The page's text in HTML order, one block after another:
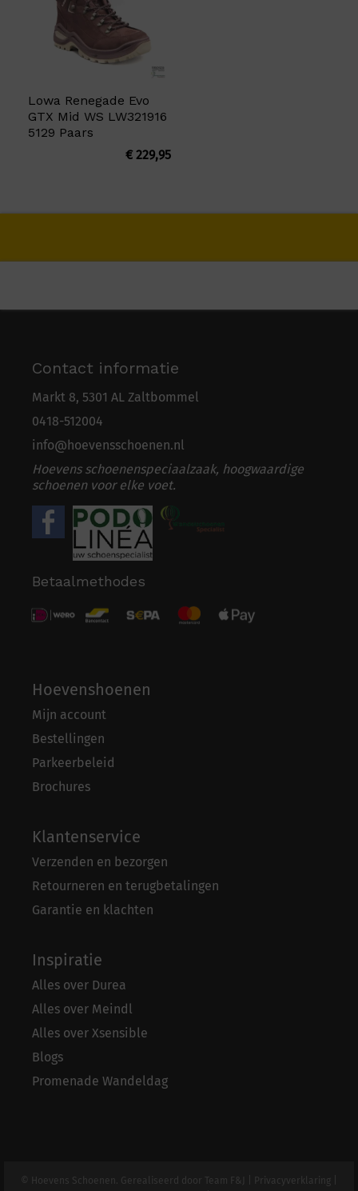
Lowa Renegade Evo
GTX Mid WS LW321916
5129 Paars
€229,95
Contact informatie
Markt 8, 5301 AL Zaltbommel
0418-512004
info@hoevensschoenen.nl
Hoevens schoenenspeciaalzaak, hoogwaardige
schoenen voor elke voet.
Betaalmethodes
Hoevenshoenen
Mijn account
Bestellingen
Parkeerbeleid
Brochures
Klantenservice
Verzenden en bezorgen
Retourneren en terugbetalingen
Garantie en klachten
Inspiratie
Alles over Durea
Alles over Meindl
Alles over Xsensible
Blogs
Promenade Wandeldag
© Hoevens Schoenen. Gerealiseerd door Team F&J Privacyverklaring